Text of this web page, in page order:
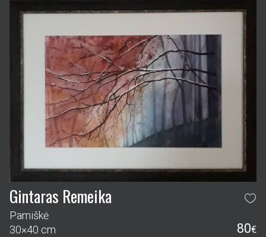
Gintaras Remeika
Pamiškė
30×40 cm
80€